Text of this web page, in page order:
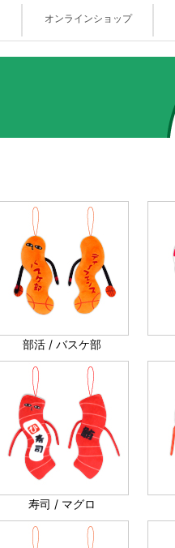
オンラインショップ
部活 / バスケ部
寿司 / マグロ